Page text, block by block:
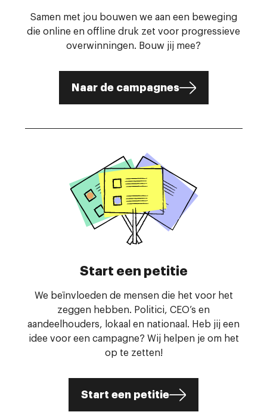
Samen met jou bouwen we aan een beweging
die online en offline druk zet voor progressieve
overwinningen. Bouw jij mee?
Naar de campagnes
Start een petitie
We beïnvloeden de mensen die het voor het
zeggen hebben. Politici, CEO’s en
aandeelhouders, lokaal en nationaal. Heb jij een
idee voor een campagne? Wij helpen je om het
op te zetten!
Start een petitie